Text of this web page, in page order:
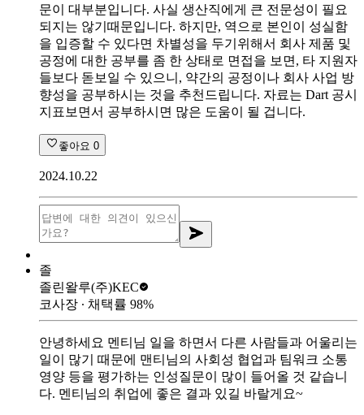
문이 대부분입니다. 사실 생산직에게 큰 전문성이 필요
되지는 않기때문입니다. 하지만, 역으로 본인이 성실함
을 입증할 수 있다면 차별성을 두기위해서 회사 제품 및
공정에 대한 공부를 좀 한 상태로 면접을 보면, 타 지원자
들보다 돋보일 수 있으니, 약간의 공정이나 회사 사업 방
향성을 공부하시는 것을 추천드립니다. 자료는 Dart 공시
지표보면서 공부하시면 많은 도움이 될 겁니다.
좋아요 0
2024.10.22
졸
졸린왈루(주)KEC
코사장 ∙ 채택률 98%
안녕하세요 멘티님 일을 하면서 다른 사람들과 어울리는
일이 많기 때문에 맨티님의 사회성 협업과 팀워크 소통
영양 등을 평가하는 인성질문이 많이 들어올 것 같습니
다. 멘티님의 취업에 좋은 결과 있길 바랄게요~